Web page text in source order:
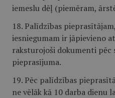
iemeslu dēļ (piemēram,
18. Palīdzības
iesniegumam ir jāpievieno
raksturojoši dokumenti pēc
pieprasījuma.
19. Pēc palīdzības
ne vēlāk kā 10 darba dienu